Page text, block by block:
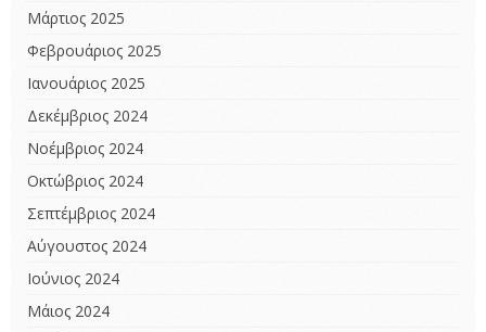
Μάρτιος 2025
Φεβρουάριος 2025
Ιανουάριος 2025
Δεκέμβριος 2024
Νοέμβριος 2024
Οκτώβριος 2024
Σεπτέμβριος 2024
Αύγουστος 2024
Ιούνιος 2024
Μάιος 2024